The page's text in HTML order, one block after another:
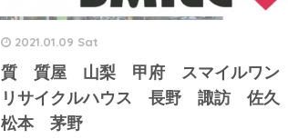
2021.01.09 Sat
質 質屋 山梨 甲府 スマイルワン
リサイクルハウス 長野 諏訪 佐久
松本 茅野